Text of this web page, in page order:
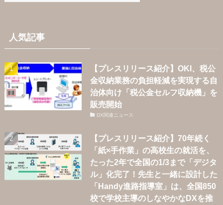
人気記事
【プレスリリース紹介】OKI、税公
金収納業務の負担軽減を実現する自
治体向け「税公金セルフ収納機」を
販売開始
DX関連ニュース
【プレスリリース紹介】70年続く
「紙×手作業」の高校生の就活を、
たった2年で全国の1/3まで「デジタ
ル」化完了！先生と一緒に設計した
「Handy進路指導室」は、全国850
校で学校主導のしなやかなDXを推